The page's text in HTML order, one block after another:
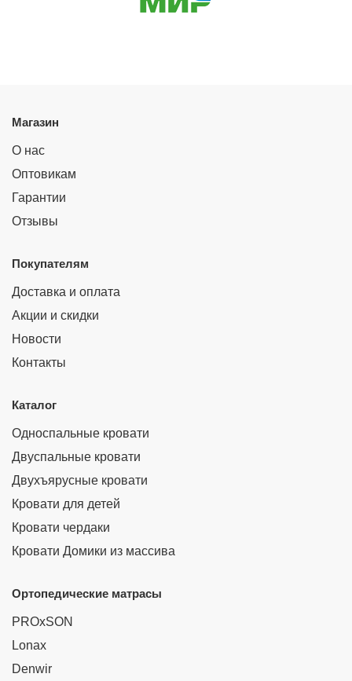
Магазин
О нас
Оптовикам
Гарантии
Отзывы
Покупателям
Доставка и оплата
Акции и скидки
Новости
Контакты
Каталог
Односпальные кровати
Двуспальные кровати
Двухъярусные кровати
Кровати для детей
Кровати чердаки
Кровати Домики из массива
Ортопедические матрасы
PROxSON
Lonax
Denwir